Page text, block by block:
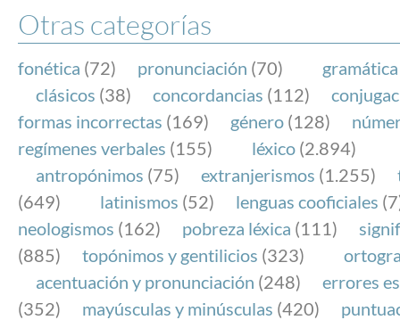
NOTICIAS
SOBRE LA FUNDÉURAE
FundéuRAE es una fundación patrocinada por la
y la Real Academia Española, cuyo objetivo es
el buen uso del español en los medios de
Internet.
Otras categorías
fonética (72) pronunciación (70) gramática
clásicos (38) concordancias (112)
formas incorrectas (169) género (128)
regímenes verbales (155) léxico (2.894)
antropónimos (75) extranjerismos (1.255)
(649)
latinismos (52) lenguas cooficiales
neologismos (162) pobreza léxica (111)
(885)
topónimos y gentilicios (323)
acentuación y pronunciación (248)
errores
(352)
mayúsculas y minúsculas (420)